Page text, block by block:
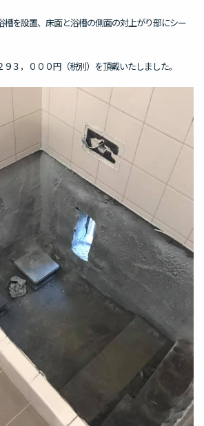
槽を設置、床面と浴槽の側面の対上がり部にシー
３，０００円（税別）を頂戴いたしました。